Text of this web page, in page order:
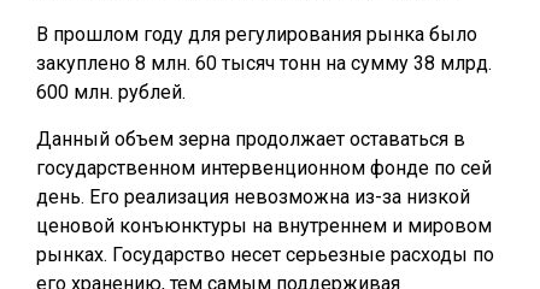
В прошлом году для регулирования рынка было
закуплено 8 млн. 60 тысяч тонн на сумму 38 млрд.
600 млн. рублей.
Данный объем зерна продолжает оставаться в
государственном интервенционном фонде по сей
день. Его реализация невозможна из-за низкой
ценовой конъюнктуры на внутреннем и мировом
рынках. Государство несет серьезные расходы по
его хранению, тем самым поддерживая